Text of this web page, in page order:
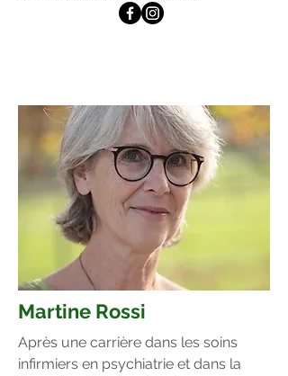
Martine Rossi
Après une carrière dans les soins
infirmiers en psychiatrie et dans la